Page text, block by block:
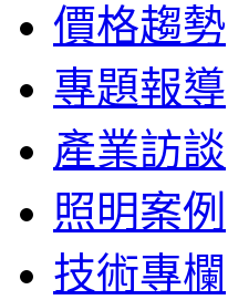
價格趨勢
專題報導
產業訪談
照明案例
技術專欄